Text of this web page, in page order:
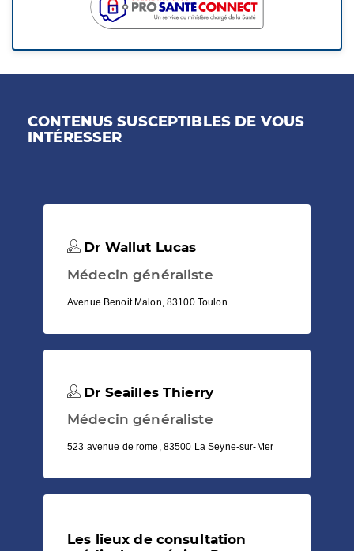
CONTENUS SUSCEPTIBLES DE VOUS
INTÉRESSER
Dr Wallut Lucas
Médecin généraliste
Avenue Benoit Malon, 83100 Toulon
Dr Seailles Thierry
Médecin généraliste
523 avenue de rome, 83500 La Seyne-sur-Mer
Les lieux de consultation